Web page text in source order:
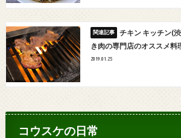
チキン キッチン(
き肉の専門店のオススメ料
2019.01.25
コウスケの日常